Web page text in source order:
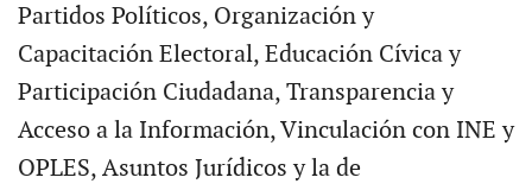
Partidos Políticos, Organización y
Capacitación Electoral, Educación Cívica y
Participación Ciudadana, Transparencia y
Acceso a la Información, Vinculación con INE y
OPLES, Asuntos Jurídicos y la de